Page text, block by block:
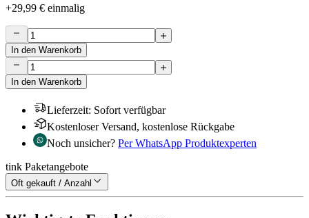
+29,99 € einmalig
In den Warenkorb
In den Warenkorb
Lieferzeit: Sofort verfügbar
Kostenloser Versand, kostenlose Rückgabe
Noch unsicher? Per WhatsApp Produktexperten
tink Paketangebote
Oft gekauft / Anzahl